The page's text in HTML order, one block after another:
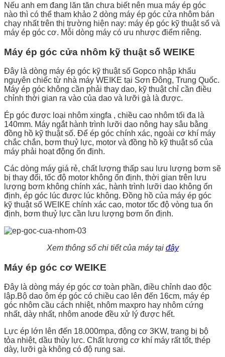
Nếu anh em đang lăn tăn chưa biết nên mua máy ép góc
nào thì có thể tham khảo 2 dòng máy ép góc cửa nhôm bán
chạy nhất trên thị trường hiện nay: máy ép góc kỹ thuật số và
máy ép góc cơ. Mỗi dòng máy có ưu nhược điểm riêng.
Máy ép góc cửa nhôm kỹ thuật số WEIKE
Đây là dòng máy ép góc kỹ thuật số Gopco nhập khẩu
nguyên chiếc từ nhà máy WEIKE tại Sơn Đông, Trung Quốc.
Máy ép góc không cần phải thay dao, kỹ thuật chỉ cần điều
chỉnh thời gian ra vào của dao và lưỡi gà là được.
Ép góc được loại nhôm xingfa , chiều cao nhôm tối đa là
140mm. Máy ngắt hành trình lưỡi dao nông hay sâu bằng
đồng hồ kỹ thuật số. Để ép góc chính xác, ngoài cơ khí máy
chắc chắn, bơm thuỷ lực, motor và đồng hồ kỹ thuật số của
máy phải hoạt động ổn định.
Các dòng máy giá rẻ, chất lượng thấp sau lưu lượng bơm sẽ
bị thay đổi, tốc độ motor không ổn định, thời gian trên lưu
lượng bơm không chính xác, hành trình lưỡi dao không ổn
định, ép góc lúc được lúc không. Đồng hồ của máy ép góc
kỹ thuật số WEIKE chính xác cao, motor tốc độ vòng tua ổn
định, bơm thuỷ lực cần lưu lượng bơm ổn định.
Xem thông số chi tiết của máy tại đây
Máy ép góc cơ WEIKE
Đây là dòng máy ép góc cơ toàn phần, điều chỉnh dao độc
lập.Bộ dao ôm ép góc có chiều cao lên đến 16cm, máy ép
góc nhôm cầu cách nhiệt, nhôm maxpro hay nhôm cứng
nhất, dày nhất, nhôm anode đều xử lý được hết.
Lực ép lớn lên đến 18.000mpa, động cơ 3KW, trang bị bộ
tỏa nhiệt, dầu thủy lực. Chất lượng cơ khí máy rất tốt, thép
dày, lưỡi gà không có độ rung sai.